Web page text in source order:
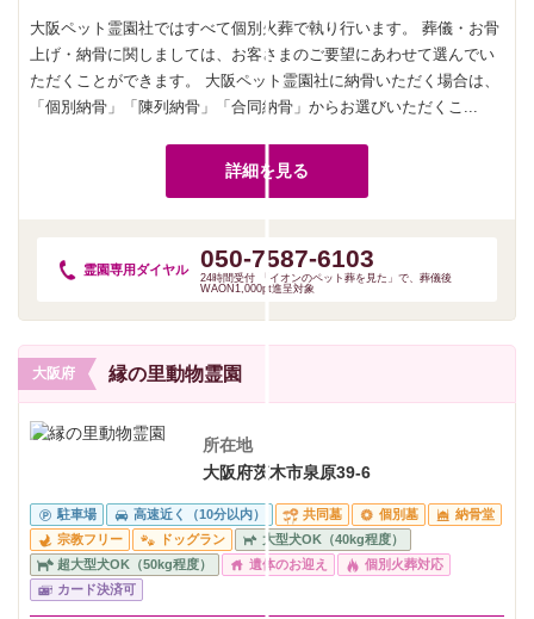
大阪ペット霊園社ではすべて個別火葬で執り行います。 葬儀・お骨
上げ・納骨に関しましては、お客さまのご要望にあわせて選んでい
ただくことができます。 大阪ペット霊園社に納骨いただく場合は、
「個別納骨」「陳列納骨」「合同納骨」からお選びいただくこ...
詳細を見る
霊園専用 ダイヤル 050-7587-6103
24時間受付 「イオンのペット葬を見た」で、葬儀後
WAON1,000pt進呈対象
大阪府 縁の里動物霊園
所在地
大阪府茨木市泉原39-6
駐車場 高速近く（10分以内） 共同墓 個別墓
納骨堂
宗教フリー
ドッグラン
大型犬OK（40kg程度）
超大型犬OK（50kg程度）
遺体のお迎え
個別火葬対応
カード決済可